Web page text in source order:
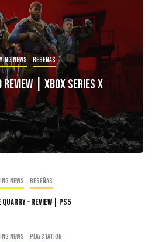
news Reseñas
Review | Xbox Series X
news Reseñas
Quarry – Review | PS5
news PlayStation